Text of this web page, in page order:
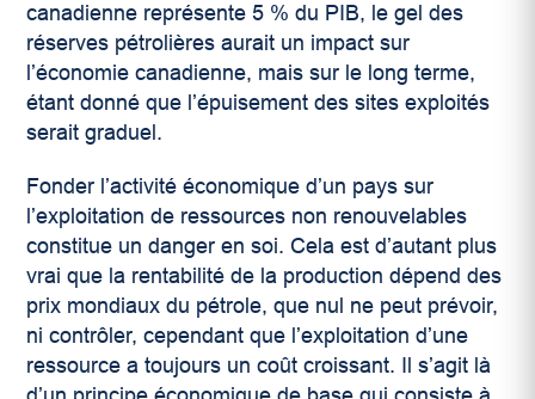
canadienne représente 5 % du PIB, le gel des
réserves pétrolières aurait un impact sur
l’économie canadienne, mais sur le long terme,
étant donné que l’épuisement des sites exploités
serait graduel.
Fonder l’activité économique d’un pays sur
l’exploitation de ressources non renouvelables
constitue un danger en soi. Cela est d’autant plus
vrai que la rentabilité de la production dépend des
prix mondiaux du pétrole, que nul ne peut prévoir,
ni contrôler, cependant que l’exploitation d’une
ressource a toujours un coût croissant. Il s’agit là